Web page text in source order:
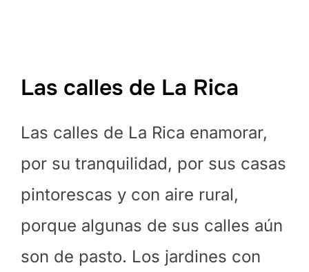
Las calles de La Rica
Las calles de La Rica enamorar,
por su tranquilidad, por sus casas
pintorescas y con aire rural,
porque algunas de sus calles aún
son de pasto. Los jardines con